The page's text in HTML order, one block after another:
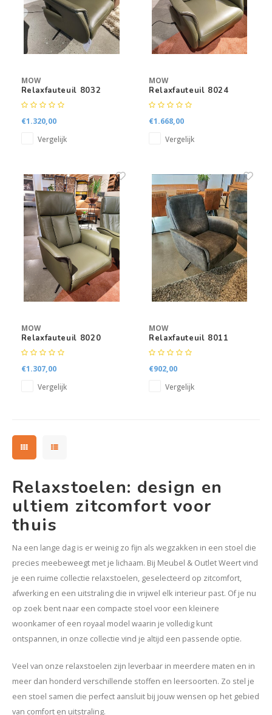
MOW
Relaxfauteuil 8032
€1.320,00
Vergelijk
MOW
Relaxfauteuil 8024
€1.668,00
Vergelijk
MOW
Relaxfauteuil 8020
€1.307,00
Vergelijk
MOW
Relaxfauteuil 8011
€902,00
Vergelijk
Relaxstoelen: design en
ultiem zitcomfort voor
thuis
Na een lange dag is er weinig zo fijn als wegzakken in een stoel die
precies meebeweegt met je lichaam. Bij Meubel & Outlet Weert vind
je een ruime collectie relaxstoelen, geselecteerd op zitcomfort,
afwerking en een uitstraling die in vrijwel elk interieur past. Of je nu
op zoek bent naar een compacte stoel voor een kleinere
woonkamer of een royaal model waarin je volledig kunt
ontspannen, in onze collectie vind je altijd een passende optie.
Veel van onze relaxstoelen zijn leverbaar in meerdere maten en in
meer dan honderd verschillende stoffen en leersoorten. Zo stel je
een stoel samen die perfect aansluit bij jouw wensen op het gebied
van comfort en uitstraling.